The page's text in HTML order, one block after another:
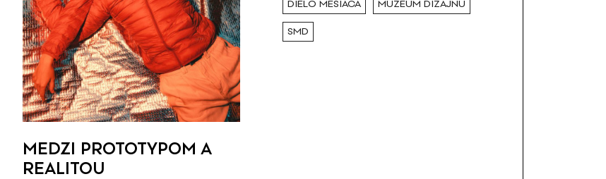
MEDZI PROTOTYPOM A
REALITOU
DIELO MESIACA MÚZEUM DIZAJNU
SMD